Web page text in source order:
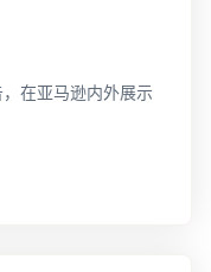
在亚马逊内外展示